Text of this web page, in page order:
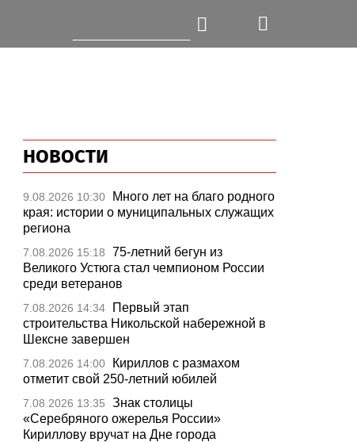
НОВОСТИ
9.08.2026 10:30
Много лет на благо родного
края: истории о муниципальных служащих
региона
7.08.2026 15:18
75-летний бегун из
Великого Устюга стал чемпионом России
среди ветеранов
7.08.2026 14:34
Первый этап
строительства Никольской набережной в
Шексне завершен
7.08.2026 14:00
Кириллов с размахом
отметит свой 250-летний юбилей
7.08.2026 13:35
Знак столицы
«Серебряного ожерелья России»
Кириллову вручат на Дне города